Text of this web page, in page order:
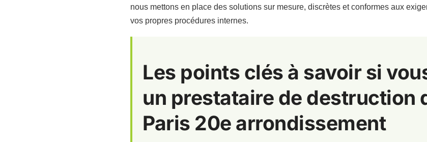
nous mettons en place des solutions sur mesure, discrètes et conformes aux
vos propres procédures internes.
Les points clés à savoir si
un prestataire de destruction
Paris 20e arrondissement